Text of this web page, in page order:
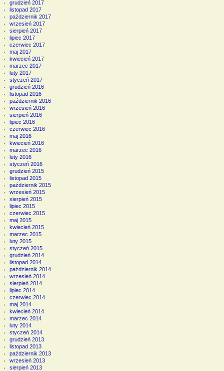
grudzień 2017
listopad 2017
październik 2017
wrzesień 2017
sierpień 2017
lipiec 2017
czerwiec 2017
maj 2017
kwiecień 2017
marzec 2017
luty 2017
styczeń 2017
grudzień 2016
listopad 2016
październik 2016
wrzesień 2016
sierpień 2016
lipiec 2016
czerwiec 2016
maj 2016
kwiecień 2016
marzec 2016
luty 2016
styczeń 2016
grudzień 2015
listopad 2015
październik 2015
wrzesień 2015
sierpień 2015
lipiec 2015
czerwiec 2015
maj 2015
kwiecień 2015
marzec 2015
luty 2015
styczeń 2015
grudzień 2014
listopad 2014
październik 2014
wrzesień 2014
sierpień 2014
lipiec 2014
czerwiec 2014
maj 2014
kwiecień 2014
marzec 2014
luty 2014
styczeń 2014
grudzień 2013
listopad 2013
październik 2013
wrzesień 2013
sierpień 2013